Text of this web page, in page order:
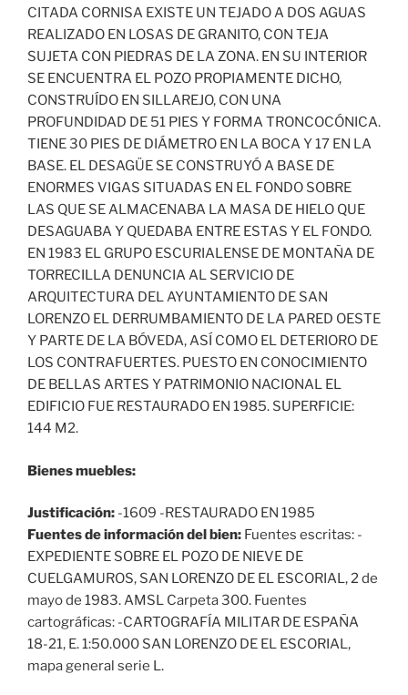
CITADA CORNISA EXISTE UN TEJADO A DOS AGUAS
REALIZADO EN LOSAS DE GRANITO, CON TEJA
SUJETA CON PIEDRAS DE LA ZONA. EN SU INTERIOR
SE ENCUENTRA EL POZO PROPIAMENTE DICHO,
CONSTRUÍDO EN SILLAREJO, CON UNA
PROFUNDIDAD DE 51 PIES Y FORMA TRONCOCÓNICA.
TIENE 30 PIES DE DIÁMETRO EN LA BOCA Y 17 EN LA
BASE. EL DESAGÜE SE CONSTRUYÓ A BASE DE
ENORMES VIGAS SITUADAS EN EL FONDO SOBRE
LAS QUE SE ALMACENABA LA MASA DE HIELO QUE
DESAGUABA Y QUEDABA ENTRE ESTAS Y EL FONDO.
EN 1983 EL GRUPO ESCURIALENSE DE MONTAÑA DE
TORRECILLA DENUNCIA AL SERVICIO DE
ARQUITECTURA DEL AYUNTAMIENTO DE SAN
LORENZO EL DERRUMBAMIENTO DE LA PARED OESTE
Y PARTE DE LA BÓVEDA, ASÍ COMO EL DETERIORO DE
LOS CONTRAFUERTES. PUESTO EN CONOCIMIENTO
DE BELLAS ARTES Y PATRIMONIO NACIONAL EL
EDIFICIO FUE RESTAURADO EN 1985. SUPERFICIE:
144 M2.
Bienes muebles:
Justificación: -1609 -RESTAURADO EN 1985
Fuentes de información del bien: Fuentes escritas: -
EXPEDIENTE SOBRE EL POZO DE NIEVE DE
CUELGAMUROS, SAN LORENZO DE EL ESCORIAL, 2 de
mayo de 1983. AMSL Carpeta 300. Fuentes
cartográficas: -CARTOGRAFÍA MILITAR DE ESPAÑA
18-21, E. 1:50.000 SAN LORENZO DE EL ESCORIAL,
mapa general serie L.